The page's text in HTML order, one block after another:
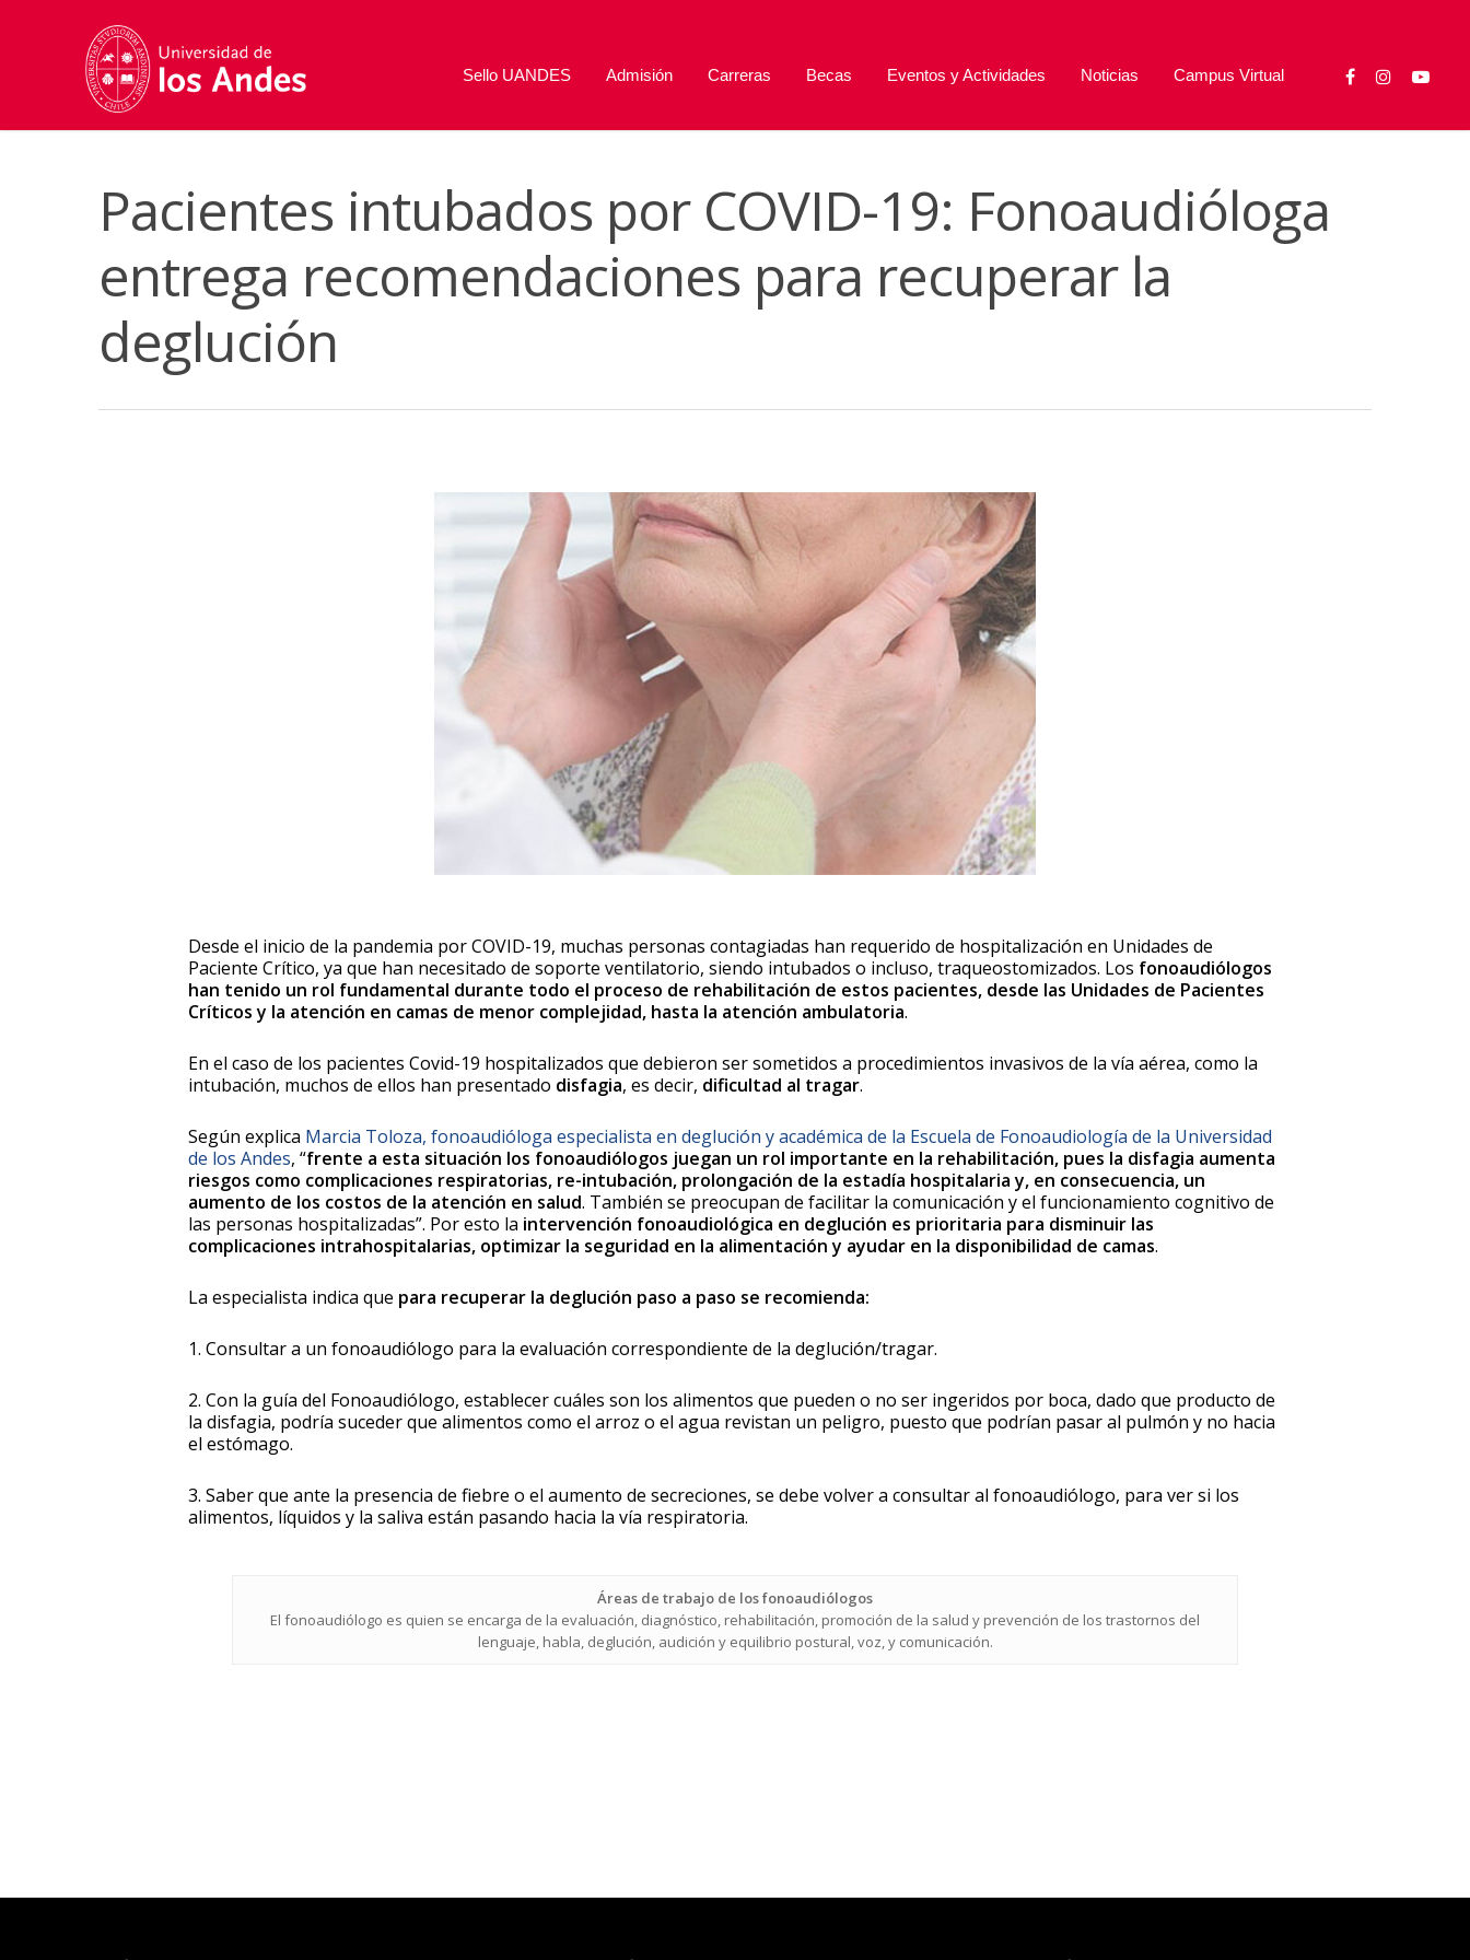
Sello UANDES Admisión Carreras Becas Eventos y Actividades Noticias Campus Virtual
Pacientes intubados por COVID-19: Fonoaudióloga
entrega recomendaciones para recuperar la
deglución
Desde el inicio de la pandemia por COVID-19, muchas personas contagiadas han requerido de hospitalización en Unidades de
Paciente Crítico, ya que han necesitado de soporte ventilatorio, siendo intubados o incluso, traqueostomizados. Los fonoaudiólogos
han tenido un rol fundamental durante todo el proceso de rehabilitación de estos pacientes, desde las Unidades de Pacientes
Críticos y la atención en camas de menor complejidad, hasta la atención ambulatoria.
En el caso de los pacientes Covid-19 hospitalizados que debieron ser sometidos a procedimientos invasivos de la vía aérea, como la
intubación, muchos de ellos han presentado disfagia, es decir, dificultad al tragar.
Según explica Marcia Toloza, fonoaudióloga especialista en deglución y académica de la Escuela de Fonoaudiología de la Universidad
de los Andes, “frente a esta situación los fonoaudiólogos juegan un rol importante en la rehabilitación, pues la disfagia aumenta
riesgos como complicaciones respiratorias, re-intubación, prolongación de la estadía hospitalaria y, en consecuencia, un
aumento de los costos de la atención en salud. También se preocupan de facilitar la comunicación y el funcionamiento cognitivo de
las personas hospitalizadas”. Por esto la intervención fonoaudiológica en deglución es prioritaria para disminuir las
complicaciones intrahospitalarias, optimizar la seguridad en la alimentación y ayudar en la disponibilidad de camas.
La especialista indica que para recuperar la deglución paso a paso se recomienda:
1. Consultar a un fonoaudiólogo para la evaluación correspondiente de la deglución/tragar.
2. Con la guía del Fonoaudiólogo, establecer cuáles son los alimentos que pueden o no ser ingeridos por boca, dado que producto de
la disfagia, podría suceder que alimentos como el arroz o el agua revistan un peligro, puesto que podrían pasar al pulmón y no hacia
el estómago.
3. Saber que ante la presencia de fiebre o el aumento de secreciones, se debe volver a consultar al fonoaudiólogo, para ver si los
alimentos, líquidos y la saliva están pasando hacia la vía respiratoria.
Áreas de trabajo de los fonoaudiólogos
El fonoaudiólogo es quien se encarga de la evaluación, diagnóstico, rehabilitación, promoción de la salud y prevención de los trastornos del
lenguaje, habla, deglución, audición y equilibrio postural, voz, y comunicación.